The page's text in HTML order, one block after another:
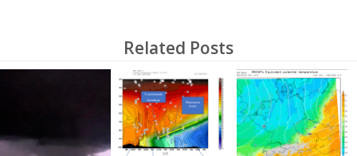
Related Posts